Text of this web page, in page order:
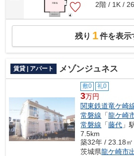
2階 / 1K /
残り 1件を表示
賃貸 | アパート メゾンジュネス
敷0 礼0
3万円
関東鉄道竜ケ崎
常磐線 「龍ケ崎
常磐線 「藤代 」
7.5km
築32年 / 23.18㎡
茨城県龍ケ崎市